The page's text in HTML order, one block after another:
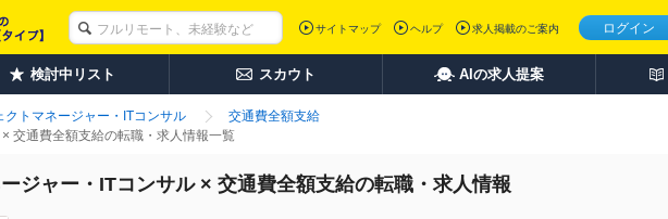
ログイン
サイトマップ ヘルプ 求人掲載のご案内
検討中リスト スカウト AIの求人提案
クトマネージャー・ITコンサル
交通費全額支給
交通費全額支給の転職・求人情報一覧
ジャー・ITコンサル × 交通費全額支給の転職・求人情報